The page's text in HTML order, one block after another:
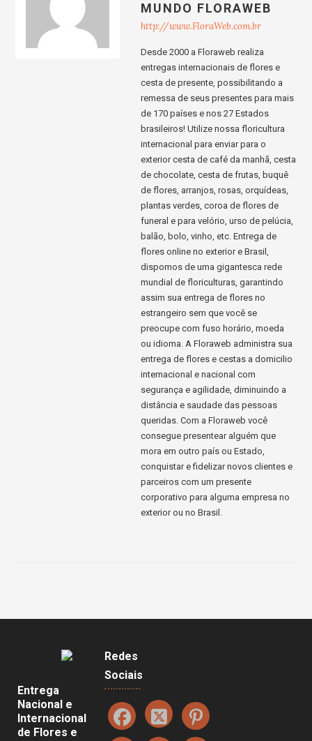
MUNDO FLORAWEB
http://www.FloraWeb.com.br
Desde 2000 a Floraweb realiza
entregas internacionais de flores e
cesta de presente, possibilitando a
remessa de seus presentes para mais
de 170 países e nos 27 Estados
brasileiros! Utilize nossa floricultura
internacional para enviar para o
exterior cesta de café da manhã, cesta
de chocolate, cesta de frutas, buquê
de flores, arranjos, rosas, orquídeas,
plantas verdes, coroa de flores de
funeral e para velório, urso de pelúcia,
balão, bolo, vinho, etc. Entrega de
flores online no exterior e Brasil,
dispomos de uma gigantesca rede
mundial de floriculturas, garantindo
assim sua entrega de flores no
estrangeiro sem que você se
preocupe com fuso horário, moeda
ou idioma. A Floraweb administra sua
entrega de flores e cestas a domicilio
internacional e nacional com
segurança e agilidade, diminuindo a
distância e saudade das pessoas
queridas. Com a Floraweb você
consegue presentear alguém que
mora em outro país ou Estado,
conquistar e fidelizar novos clientes e
parceiros com um presente
corporativo para alguma empresa no
exterior ou no Brasil.
Entrega
Nacional e
Internacional
de Flores e
Redes
Sociais